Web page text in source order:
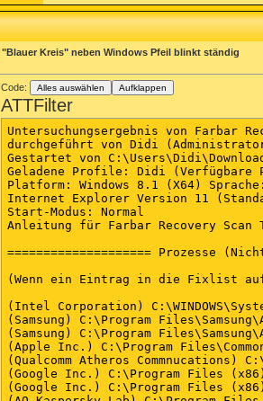
"Blauer Kreis" neben Windows Pfeil blinkt ständig
Code: Alles auswählen Aufklappen
ATTFilter
Untersuchungsergebnis von Farbar Recovery Scan Tool (FRST) (x64) Version:28-07-2015
durchgeführt von Didi (Administrator) auf DIETMAR (23-10-2016 14:12:20)
Gestartet von C:\Users\Didi\Downloads
Geladene Profile: Didi (Verfügbare Profile: Didi)
Platform: Windows 8.1 (X64) Sprache: Deutsch (Deutschland)
Internet Explorer Version 11 (Standard-Browser: FF)
Start-Modus: Normal
Anleitung für Farbar Recovery Scan Tool: hxxp://www.geekstogo.com/forum/topic/335081-frst-tutorial-how-to-use-farbar-recovery-scan-tool/

==================== Prozesse (Nicht auf der Ausnahmeliste) =================

(Wenn ein Eintrag in die Fixlist aufgenommen wird, wird der Prozess geschlossen. Die Datei wird nicht verschoben.)

(Intel Corporation) C:\WINDOWS\System32\igfxCUIService.exe
(Samsung) C:\Program Files\Samsung\AllShare Framework DMS\1.3.23\AllShareFrameworkManagerDMS.exe
(Samsung) C:\Program Files\Samsung\AllShare Framework DMS\1.3.23\AllShareFrameworkDMS.exe
(Apple Inc.) C:\Program Files\Common Files\Apple\Mobile Device Support\AppleMobileDeviceService.exe
(Qualcomm Atheros Commnucations) C:\Program Files (x86)\Qualcomm Atheros\Bluetooth Suite\AdminService.exe
(Google Inc.) C:\Program Files (x86)\Google\Update\1.3.31.5\GoogleCrashHandler.exe
(Google Inc.) C:\Program Files (x86)\Google\Update\1.3.31.5\GoogleCrashHandler64.exe
(AO Kaspersky Lab) C:\Program Files (x86)\Kaspersky Lab\Kaspersky Total Security 16.0.1\avp.exe
(Apple Inc.) C:\Program Files\Bonjour\mDNSResponder.exe
(Broadcom Corp.) C:\Program Files\Broadcom\MemoryCard\BrcmCardReader.exe
(Acer Incorporated) C:\Program Files (x86)\Acer\Acer Portal\CCDMonitorService.exe
(Dropbox, Inc.) C:\WINDOWS\System32\DbxSvc.exe
(Microsoft Corporation) C:\WINDOWS\System32\dasHost.exe
(Dritek System Inc.) C:\Program Files (x86)\Launch Manager\dsiwmis.exe
(ELAN Microelectronics Corp.) C:\Program Files\Elantech\ETDService.exe
(Intel(R) Corporation) C:\Program Files\Intel\iCLS Client\HeciServer.exe
(Intel Corporation) C:\Program Files (x86)\Intel\Intel(R) Management Engine Components\DAL\Jhi_service.exe
(Nero AG) C:\Program Files (x86)\Nero\Nero8\Nero BackItUp\NBService.exe
(NTI Corporation) C:\Program Files (x86)\NTI\Acer Backup Manager\IScheduleSvc.exe
(NVIDIA Corporation) C:\Program Files\NVIDIA Corporation\NvContainer\nvcontainer.exe
(NVIDIA Corporation) C:\Program Files\NVIDIA Corporation\Display.NvContainer\NVDisplay.Container.exe
(NVIDIA Corporation) C:\Program Files\NVIDIA Corporation\GeForce Experience Service\nvwirelesscontroller.exe
() C:\Program Files (x86)\Remote Mouse\RemoteMouseService.exe
(Dritek System INC.) C:\WINDOWS\RfBtnSvc64.exe
(Copyright 2013 SAMSUNG) C:\Program Files\Samsung\Samsung Link\Samsung Link.exe
(Copyright 2013 SAMSUNG) C:\Program Files\Samsung\Samsung Link\Samsung Link.exe
(Microsoft Corporation) C:\WINDOWS\Microsoft.NET\Framework64\v3.0\WPF\PresentationFontCache.exe
(Microsoft Corporation) C:\WINDOWS\System32\dllhost.exe
(Intel Corporation) C:\Program Files (x86)\Intel\Intel(R) Management Engine Components\LMS\LMS.exe
(Intel Corporation) C:\Program Files (x86)\Intel\Intel(R) Management Engine Components\UNS\UNS.exe
(NVIDIA Corporation) C:\Program Files\NVIDIA Corporation\Display\nvxdsync.exe
(RemoteMouse.net) C:\Program Files (x86)\Remote Mouse\RemoteMouseCore.exe
(AO Kaspersky Lab) C:\Program Files (x86)\Kaspersky Lab\Kaspersky Total Security 16.0.1\avpui.exe
(NVIDIA Corporation) C:\Program Files (x86)\NVIDIA Corporation\NvContainer\nvcontainer.exe
(ELAN Microelectronics Corp.) C:\Program Files\Elantech\ETDCtrl.exe
(Dritek System Inc.) C:\Program Files (x86)\Launch Manager\LMutilps32.exe
(Dritek System Inc.) C:\Program Files (x86)\Launch Manager\LManager.exe
(Microsoft Corporation) C:\WINDOWS\System32\SkyDrive.exe
(Intel Corporation) C:\WINDOWS\System32\igfxEM.exe
(Intel Corporation) C:\WINDOWS\System32\igfxHK.exe
(Intel Corporation) C:\WINDOWS\System32\igfxTray.exe
(Microsoft Corporation) C:\WINDOWS\System32\dllhost.exe
(Dritek System Inc.) C:\Program Files (x86)\Launch Manager\MMDx64Fx.exe
(Intel Corporation) C:\WINDOWS\System32\igfxext.exe
(NVIDIA Corporation) C:\Program Files\NVIDIA